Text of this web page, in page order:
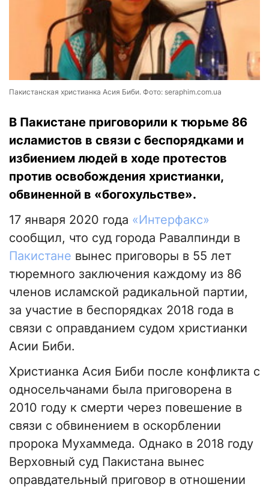
Пакистанская христианка Асия Биби. Фото: seraphim.com.ua
В Пакистане приговорили к тюрьме 86
исламистов в связи с беспорядками и
избиением людей в ходе протестов
против освобождения христианки,
обвиненной в «богохульстве».
17 января 2020 года «Интерфакс»
сообщил, что суд города Равалпинди в
Пакистане вынес приговоры в 55 лет
тюремного заключения каждому из 86
членов исламской радикальной партии,
за участие в беспорядках 2018 года в
связи с оправданием судом христианки
Асии Биби.
Христианка Асия Биби после конфликта с
односельчанами была приговорена в
2010 году к смерти через повешение в
связи с обвинением в оскорблении
пророка Мухаммеда. Однако в 2018 году
Верховный суд Пакистана вынес
оправдательный приговор в отношении